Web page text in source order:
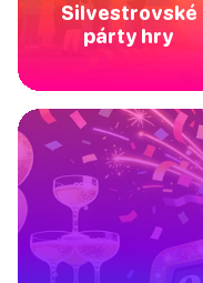
Silvestrovské
párty hry